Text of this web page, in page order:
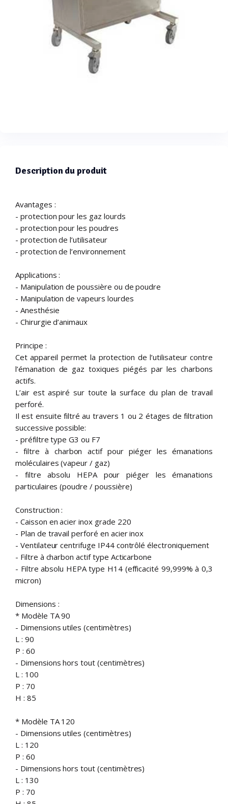
Description du produit
Avantages :
- protection pour les gaz lourds
- protection pour les poudres
- protection de l’utilisateur
- protection de l’environnement
Applications :
- Manipulation de poussière ou de poudre
- Manipulation de vapeurs lourdes
- Anesthésie
- Chirurgie d’animaux
Principe :
Cet appareil permet la protection de l’utilisateur contre
l’émanation de gaz toxiques piégés par les charbons
actifs.
L’air est aspiré sur toute la surface du plan de travail
perforé.
Il est ensuite filtré au travers 1 ou 2 étages de filtration
successive possible:
- préfiltre type G3 ou F7
- filtre à charbon actif pour piéger les émanations
moléculaires (vapeur / gaz)
- filtre absolu HEPA pour piéger les émanations
particulaires (poudre / poussière)
Construction :
- Caisson en acier inox grade 220
- Plan de travail perforé en acier inox
- Ventilateur centrifuge IP44 contrôlé électroniquement
- Filtre à charbon actif type Acticarbone
- Filtre absolu HEPA type H14 (efficacité 99,999% à 0,3
micron)
Dimensions :
* Modèle TA 90
- Dimensions utiles (centimètres)
L : 90
P : 60
- Dimensions hors tout (centimètres)
L : 100
P : 70
H : 85
* Modèle TA 120
- Dimensions utiles (centimètres)
L : 120
P : 60
- Dimensions hors tout (centimètres)
L : 130
P : 70